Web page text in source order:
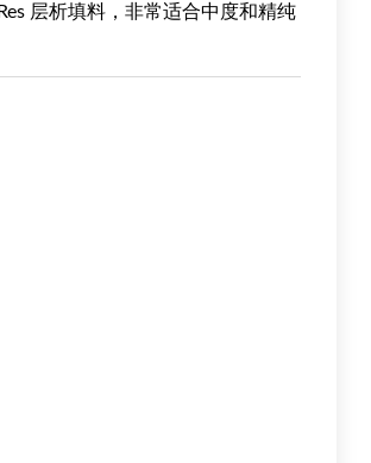
层析填料，非常适合中度和精纯